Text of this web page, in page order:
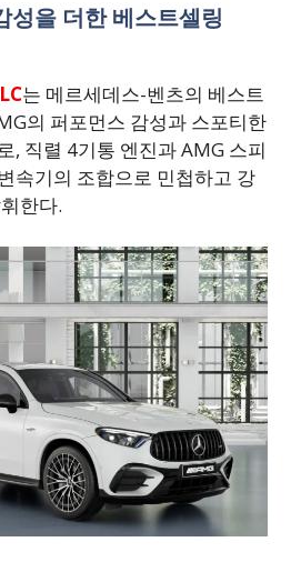
성을 더한 베스트셀링
는 메르세데스-벤츠의 베스트
의 퍼포먼스 감성과 스포티한
, 직렬 4기통 엔진과 AMG 스피
속기의 조합으로 민첩하고 강
한다.